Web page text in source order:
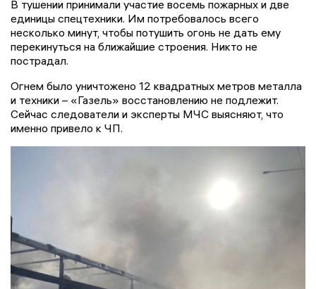
В тушении принимали участие восемь пожарных и две
единицы спецтехники. Им потребовалось всего
несколько минут, чтобы потушить огонь не дать ему
перекинуться на ближайшие строения. Никто не
пострадал.
Огнем было уничтожено 12 квадратных метров металла
и техники – «Газель» восстановлению не подлежит.
Сейчас следователи и эксперты МЧС выясняют, что
именно привело к ЧП.